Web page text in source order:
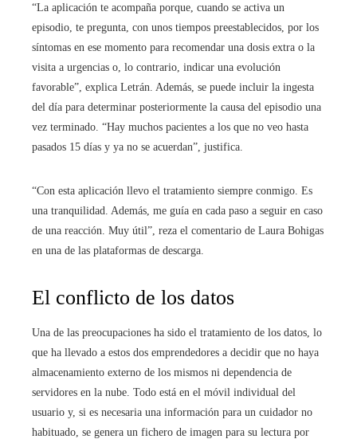
“La aplicación te acompaña porque, cuando se activa un
episodio, te pregunta, con unos tiempos preestablecidos, por los
síntomas en ese momento para recomendar una dosis extra o la
visita a urgencias o, lo contrario, indicar una evolución
favorable”, explica Letrán. Además, se puede incluir la ingesta
del día para determinar posteriormente la causa del episodio una
vez terminado. “Hay muchos pacientes a los que no veo hasta
pasados 15 días y ya no se acuerdan”, justifica.
“Con esta aplicación llevo el tratamiento siempre conmigo. Es
una tranquilidad. Además, me guía en cada paso a seguir en caso
de una reacción. Muy útil”, reza el comentario de Laura Bohigas
en una de las plataformas de descarga.
El conflicto de los datos
Una de las preocupaciones ha sido el tratamiento de los datos, lo
que ha llevado a estos dos emprendedores a decidir que no haya
almacenamiento externo de los mismos ni dependencia de
servidores en la nube. Todo está en el móvil individual del
usuario y, si es necesaria una información para un cuidador no
habituado, se genera un fichero de imagen para su lectura por